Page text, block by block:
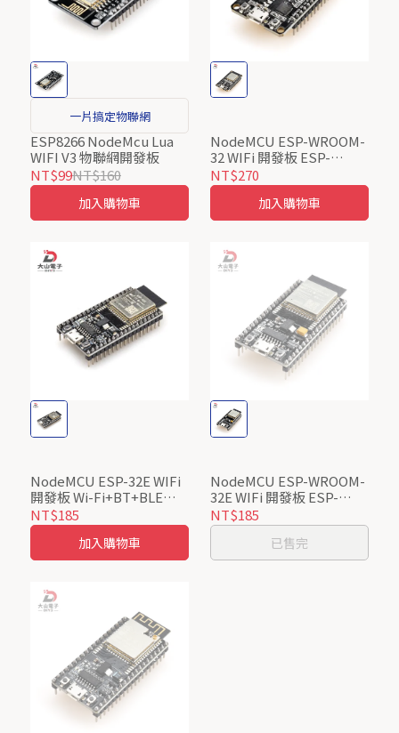
一片搞定物聯網
ESP8266 NodeMcu Lua
WIFI V3 物聯網開發板
NT$99NT$160
加入購物車
NodeMCU ESP-WROOM-
32 WIFi 開發板 ESP-
WROOM-32 開發板 Wi-
Fi+BT+BLE MCU 模组
NT$270
加入購物車
NodeMCU ESP-32E WIFi
開發板 Wi-Fi+BT+BLE
MCU模组 CH340 38隻腳
NT$185
加入購物車
NodeMCU ESP-WROOM-
32E WIFi 開發板 ESP-
WROOM-32E 開發板 Wi-
Fi+BT+BLE MCU 模组
NT$185
已售完